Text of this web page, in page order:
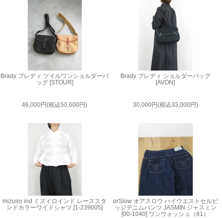
Brady ブレディ ツイルワンショルダーバ
ッグ [STOUR]
46,000円(税込50,600円)
Brady ブレディ ショルダーバッグ
[AVON]
30,000円(税込33,000円)
mizuiro ind ミズイロインド レーススタ
ンドカラーワイドシャツ [1-239005]
orSlow オアスロウ ハイウエストセルビ
ッジデニムパンツ JASMIN ジャスミン
[00-1040] ワンウォッシュ（81）